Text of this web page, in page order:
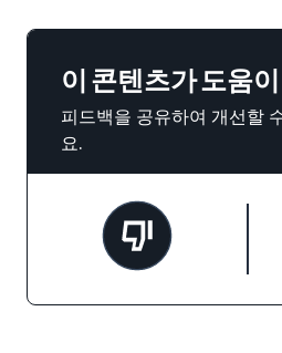
이 콘텐츠가 도움
피드백을 공유하여 개선할
요.